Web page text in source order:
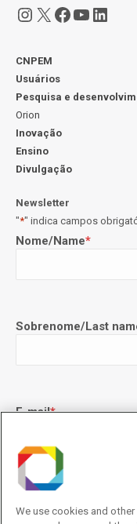
Instagram
X Facebook
Youtube
CNPEM
Usuários
Pesquisa e
Orion
Inovação
Ensino
Divulgação
Newsletter
"*" indica campos
Nome/Name*
Sobrenome/Last
E-mail*
Concordo com os
Privacidade
/I agree to
We use cookies and